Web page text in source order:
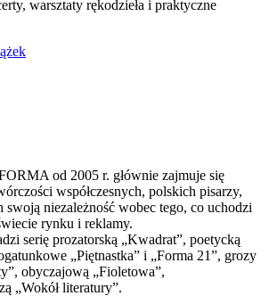
warsztaty rękodzieła i praktyczne
od 2005 r. głównie zajmuje się
współczesnych, polskich pisarzy,
swoją niezależność wobec tego, co uchodzi
rynku i reklamy.
serię prozatorską „Kwadrat”, poetycką
„Piętnastka” i „Forma 21”, grozy
obyczajową „Fioletowa”,
„Wokół literatury”.